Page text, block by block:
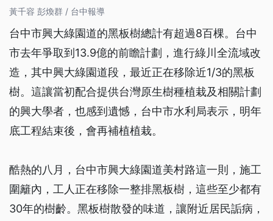
黃千容 彭煥群 / 台中報導
台中市興大綠園道的黑板樹總計有超過8百棵。台中
市去年爭取到13.9億的前瞻計劃，進行綠川全流域改
造，其中興大綠園道段，最近正在移除近1/3的黑板
樹。這讓當初配合提供台灣原生樹種植栽及相關計劃
的興大學者，也感到遺憾，台中市水利局表示，明年
底工程結束後，會再補植植栽。
酷熱的八月，台中市興大綠園道美村路這一則，施工
圍籬內，工人正在移除一整排黑板樹，這些至少都有
30年的樹齡。黑板樹散發的味道，讓附近居民詬病，